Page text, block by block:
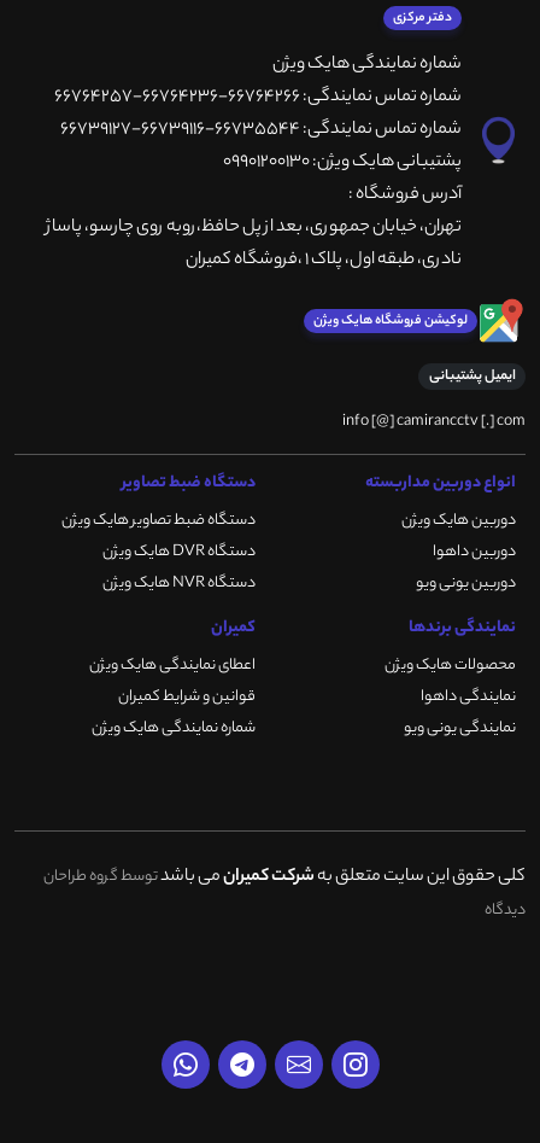
دفتر مرکزی
شماره نمایندگی هایک ویژن
شماره تماس نمایندگی: 66764266-66764236-66764257
شماره تماس نمایندگی: 66735544-66739116-66739127
پشتیبانی هایک ویژن: 09901200130
آدرس فروشگاه :
تهران، خيابان جمهوری، بعد از پل حافظ،روبه روی چارسو، پاساژ
نادری، طبقه اول، پلاک 1 ،فروشگاه کمیران
لوکیشن فروشگاه هایک ویژن
ایمیل پشتیبانی
info [@] camirancctv [.] com
انواع دوربین مداربسته
دوربین هایک ویژن
دوربین داهوا
دوربین یونی ویو
دستگاه ضبط تصاویر
دستگاه ضبط تصاویر هایک ویژن
دستگاه DVR هایک ویژن
دستگاه NVR هایک ویژن
نمایندگی برندها
محصولات هایک ویژن
نمایندگی داهوا
نمایندگی یونی ویو
کمیران
اعطای نمایندگی هایک ویژن
قوانین و شرایط کمیران
شماره نمایندگی هایک ویژن
کلی حقوق این سایت متعلق بهشرکت کمیرانمی باشدتوسط گروه طراحان
دیدگاه